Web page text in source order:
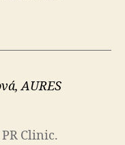
AURES
Clinic.